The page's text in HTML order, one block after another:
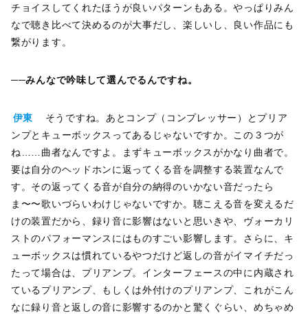
チョイスしてくれたほうが良いパターンもある。やっぱりみん
なで聴き比べて決めるのが大事だし、楽しいし、良い作品にも
繋がります。
──みんなで吟味して選んでるんですね。
伊東
そうですね。あとコンプ（コンプレッサー）とプリア
ンプとキューボックスってあるじゃないですか。この３つが
ね……曲者なんですよ。まずキューボックスがかなり曲者で。
要は自分のヘッドホンに返ってくる音を調整する装置なんで
す。その返ってくる音が自分の納得のいかない音だったら
ま〜〜歌いづらいわけじゃないですか。聴こえる音を変えるだ
けの装置だから、録り音に影響はないと思いきや、ヴォーカリ
ストのパフォーマンスにはものすごい影響します。さらに、キ
ューボックスは慣れているやつだけど返しの音がイマイチだっ
たって場合は、プリアンプ。インターフェースの中に内蔵され
ているプリアンプ、もしくは外付けのプリアンプ、これがこん
なに録り音と返しの音に影響するのかと驚くぐらい、めちゃめ